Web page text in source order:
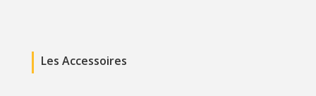
Les Accessoires